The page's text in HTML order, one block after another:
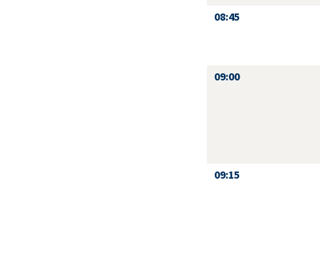
08:45
09:00
09:15